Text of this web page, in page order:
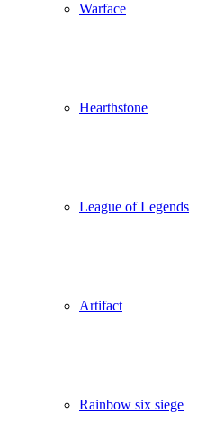
Warface
Hearthstone
League of Legends
Artifact
Rainbow six siege